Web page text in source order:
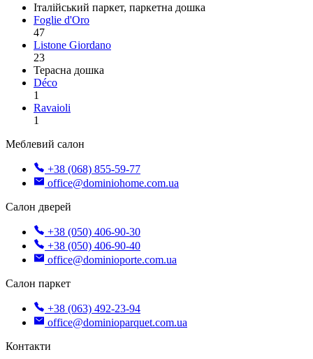
Італійський паркет, паркетна дошка
Foglie d'Oro
47
Listone Giordano
23
Терасна дошка
Déco
1
Ravaioli
1
Меблевий салон
+38 (068) 855-59-77
office@dominiohome.com.ua
Салон дверей
+38 (050) 406-90-30
+38 (050) 406-90-40
office@dominioporte.com.ua
Салон паркет
+38 (063) 492-23-94
office@dominioparquet.com.ua
Контакти